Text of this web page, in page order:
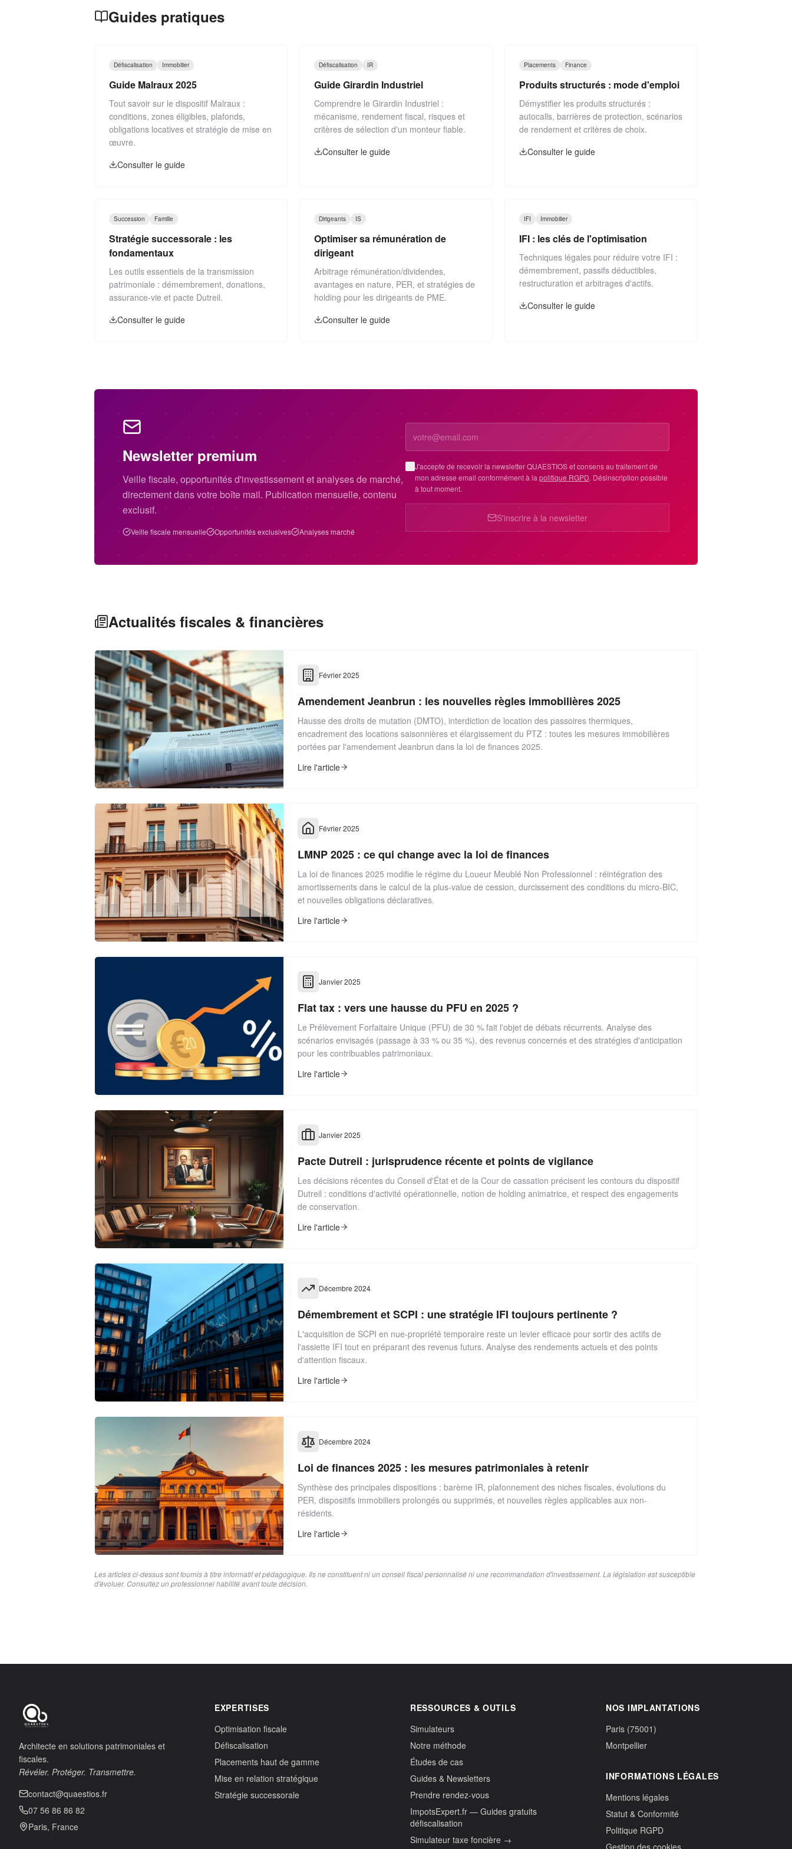
Guides pratiques
Défiscalisation Immobilier
Guide Malraux 2025
Tout savoir sur le dispositif Malraux :
conditions, zones éligibles, plafonds,
obligations locatives et stratégie de mise en
œuvre.
Consulter le guide
Défiscalisation IR
Guide Girardin Industriel
Comprendre le Girardin Industriel :
mécanisme, rendement fiscal, risques et
critères de sélection d'un monteur fiable.
Consulter le guide
Placements Finance
Produits structurés : mode d'emploi
Démystifier les produits structurés :
autocalls, barrières de protection, scénarios
de rendement et critères de choix.
Consulter le guide
Succession Famille
Stratégie successorale : les
fondamentaux
Les outils essentiels de la transmission
patrimoniale : démembrement, donations,
assurance-vie et pacte Dutreil.
Consulter le guide
Dirigeants IS
Optimiser sa rémunération de
dirigeant
Arbitrage rémunération/dividendes,
avantages en nature, PER, et stratégies de
holding pour les dirigeants de PME.
Consulter le guide
IFI Immobilier
IFI : les clés de l'optimisation
Techniques légales pour réduire votre IFI :
démembrement, passifs déductibles,
restructuration et arbitrages d'actifs.
Consulter le guide
Newsletter premium
Veille fiscale, opportunités d'investissement et analyses de marché,
directement dans votre boîte mail. Publication mensuelle, contenu
exclusif.
Veille fiscale mensuelle Opportunités exclusives Analyses marché
J'accepte de recevoir la newsletter QUAESTIOS et consens au traitement de
mon adresse email conformément à la politique RGPD. Désinscription possible
à tout moment.
S'inscrire à la newsletter
Actualités fiscales & financières
Février 2025
Amendement Jeanbrun : les nouvelles règles immobilières 2025
Hausse des droits de mutation (DMTO), interdiction de location des passoires thermiques,
encadrement des locations saisonnières et élargissement du PTZ : toutes les mesures immobilières
portées par l'amendement Jeanbrun dans la loi de finances 2025.
Lire l'article
Février 2025
LMNP 2025 : ce qui change avec la loi de finances
La loi de finances 2025 modifie le régime du Loueur Meublé Non Professionnel : réintégration des
amortissements dans le calcul de la plus-value de cession, durcissement des conditions du micro-BIC,
et nouvelles obligations déclaratives.
Lire l'article
Janvier 2025
Flat tax : vers une hausse du PFU en 2025 ?
Le Prélèvement Forfaitaire Unique (PFU) de 30 % fait l'objet de débats récurrents. Analyse des
scénarios envisagés (passage à 33 % ou 35 %), des revenus concernés et des stratégies d'anticipation
pour les contribuables patrimoniaux.
Lire l'article
Janvier 2025
Pacte Dutreil : jurisprudence récente et points de vigilance
Les décisions récentes du Conseil d'État et de la Cour de cassation précisent les contours du dispositif
Dutreil : conditions d'activité opérationnelle, notion de holding animatrice, et respect des engagements
de conservation.
Lire l'article
Décembre 2024
Démembrement et SCPI : une stratégie IFI toujours pertinente ?
L'acquisition de SCPI en nue-propriété temporaire reste un levier efficace pour sortir des actifs de
l'assiette IFI tout en préparant des revenus futurs. Analyse des rendements actuels et des points
d'attention fiscaux.
Lire l'article
Décembre 2024
Loi de finances 2025 : les mesures patrimoniales à retenir
Synthèse des principales dispositions : barème IR, plafonnement des niches fiscales, évolutions du
PER, dispositifs immobiliers prolongés ou supprimés, et nouvelles règles applicables aux non-
résidents.
Lire l'article
Les articles ci-dessus sont fournis à titre informatif et pédagogique. Ils ne constituent ni un conseil fiscal personnalisé ni une recommandation d'investissement. La législation est susceptible
d'évoluer. Consultez un professionnel habilité avant toute décision.
Architecte en solutions patrimoniales et
fiscales.
Révéler. Protéger. Transmettre.
contact@quaestios.fr
07 56 86 86 82
Paris, France
EXPERTISES
Optimisation fiscale
Défiscalisation
Placements haut de gamme
Mise en relation stratégique
Stratégie successorale
RESSOURCES & OUTILS
Simulateurs
Notre méthode
Études de cas
Guides & Newsletters
Prendre rendez-vous
ImpotsExpert.fr — Guides gratuits
défiscalisation
Simulateur taxe foncière →
NOS IMPLANTATIONS
Paris (75001)
Montpellier
INFORMATIONS LÉGALES
Mentions légales
Statut & Conformité
Politique RGPD
Gestion des cookies